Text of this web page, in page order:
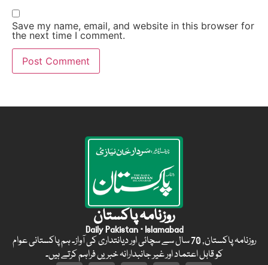
Save my name, email, and website in this browser for
the next time I comment.
روزنامہ پاکستان
Daily Pakistan · Islamabad
روزنامہ پاکستان, 70 سال سے سچائی اور دیانتداری کی آواز۔ ہم پاکستانی عوام
کو قابل اعتماد اور غیر جانبدارانہ خبریں فراہم کرتے ہیں۔